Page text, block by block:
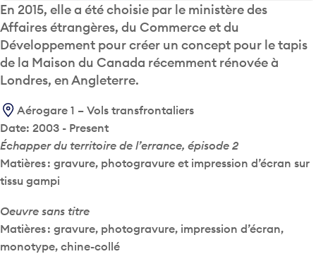
En 2015, elle a été choisie par le ministère des
Affaires étrangères, du Commerce et du
Développement pour créer un concept pour le tapis
de la Maison du Canada récemment rénovée à
Londres, en Angleterre.
Aérogare 1 – Vols transfrontaliers
Date: 2003 - Present
Échapper du territoire de l’errance, épisode 2
Matières : gravure, photogravure et impression d’écran sur
tissu gampi
Oeuvre sans titre
Matières : gravure, photogravure, impression d’écran,
monotype, chine-collé